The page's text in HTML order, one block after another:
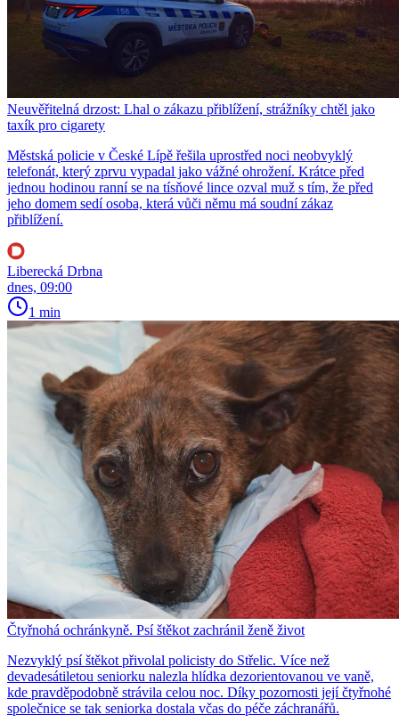
Neuvěřitelná drzost: Lhal o zákazu přiblížení, strážníky chtěl jako
taxík pro cigarety
Městská policie v České Lípě řešila uprostřed noci neobvyklý
telefonát, který zprvu vypadal jako vážné ohrožení. Krátce před
jednou hodinou ranní se na tísňové lince ozval muž s tím, že před
jeho domem sedí osoba, která vůči němu má soudní zákaz
přiblížení.
Liberecká Drbna
dnes, 09:00
1 min
Čtyřnohá ochránkyně. Psí štěkot zachránil ženě život
Nezvyklý psí štěkot přivolal policisty do Střelic. Více než
devadesátiletou seniorku nalezla hlídka dezorientovanou ve vaně,
kde pravděpodobně strávila celou noc. Díky pozornosti její čtyřnohé
společnice se tak seniorka dostala včas do péče záchranářů.